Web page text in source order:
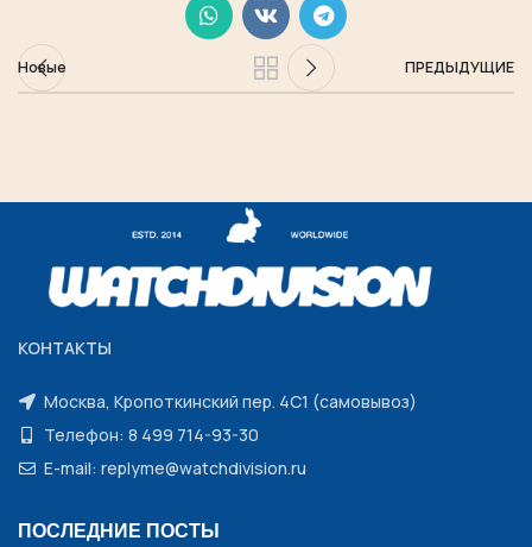
Новые ПРЕДЫДУЩИЕ
КОНТАКТЫ
Москва, Кропоткинский пер. 4С1 (самовывоз)
Телефон: 8 499 714-93-30
E-mail: replyme@watchdivision.ru
ПОСЛЕДНИЕ ПОСТЫ